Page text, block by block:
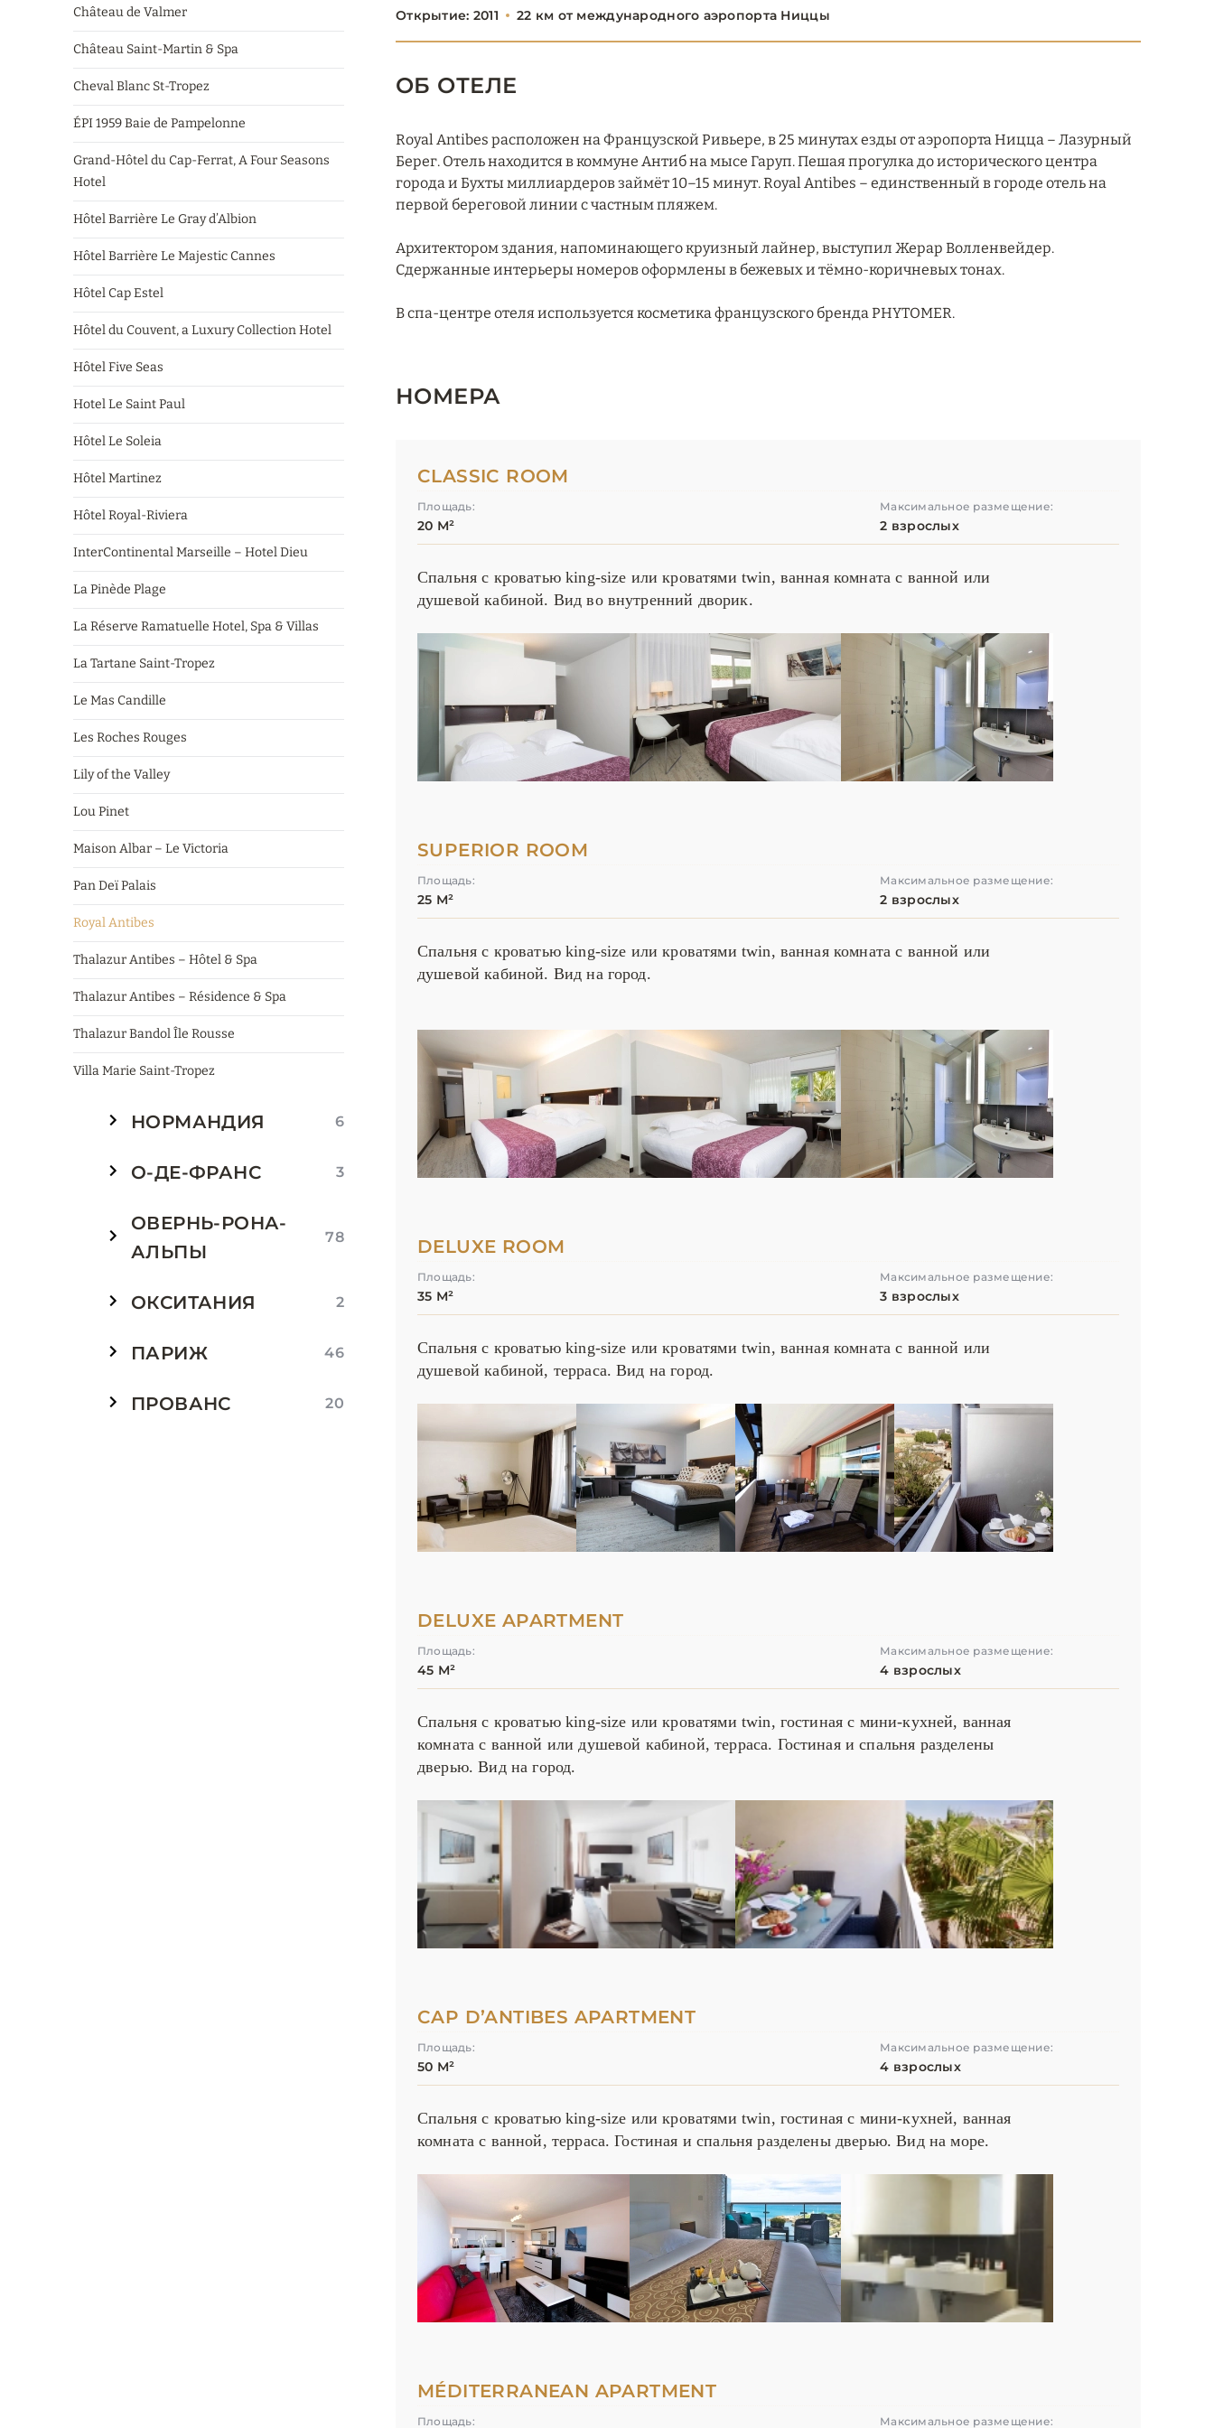
Château de Valmer
Château Saint-Martin & Spa
Cheval Blanc St-Tropez
ÉPI 1959 Baie de Pampelonne
Grand-Hôtel du Cap-Ferrat, A Four Seasons
Hotel
Hôtel Barrière Le Gray d’Albion
Hôtel Barrière Le Majestic Cannes
Hôtel Cap Estel
Hôtel du Couvent, a Luxury Collection Hotel
Hôtel Five Seas
Hotel Le Saint Paul
Hôtel Le Soleia
Hôtel Martinez
Hôtel Royal-Riviera
InterContinental Marseille – Hotel Dieu
La Pinède Plage
La Réserve Ramatuelle Hotel, Spa & Villas
La Tartane Saint-Tropez
Le Mas Candille
Les Roches Rouges
Lily of the Valley
Lou Pinet
Maison Albar – Le Victoria
Pan Deï Palais
Royal Antibes
Thalazur Antibes – Hôtel & Spa
Thalazur Antibes – Résidence & Spa
Thalazur Bandol Île Rousse
Villa Marie Saint-Tropez
НОРМАНДИЯ 6
О-ДЕ-ФРАНС 3
ОВЕРНЬ-РОНА-
АЛЬПЫ
78
ОКСИТАНИЯ 2
ПАРИЖ 46
ПРОВАНС 20
Открытие: 2011 22 км от международного аэропорта Ниццы
ОБ ОТЕЛЕ
Royal Antibes расположен на Французской Ривьере, в 25 минутах езды от аэропорта Ницца – Лазурный
Берег. Отель находится в коммуне Антиб на мысе Гаруп. Пешая прогулка до исторического центра
города и Бухты миллиардеров займёт 10–15 минут. Royal Antibes – единственный в городе отель на
первой береговой линии с частным пляжем.
Архитектором здания, напоминающего круизный лайнер, выступил Жерар Волленвейдер.
Сдержанные интерьеры номеров оформлены в бежевых и тёмно-коричневых тонах.
В спа-центре отеля используется косметика французского бренда PHYTOMER.
НОМЕРА
CLASSIC ROOM
Площадь:
20 М²
Максимальное размещение:
2 взрослых
Спальня с кроватью king-size или кроватями twin, ванная комната с ванной или
душевой кабиной. Вид во внутренний дворик.
SUPERIOR ROOM
Площадь:
25 М²
Максимальное размещение:
2 взрослых
Спальня с кроватью king-size или кроватями twin, ванная комната с ванной или
душевой кабиной. Вид на город.
DELUXE ROOM
Площадь:
35 М²
Максимальное размещение:
3 взрослых
Спальня с кроватью king-size или кроватями twin, ванная комната с ванной или
душевой кабиной, терраса. Вид на город.
DELUXE APARTMENT
Площадь:
45 М²
Максимальное размещение:
4 взрослых
Спальня с кроватью king-size или кроватями twin, гостиная с мини-кухней, ванная
комната с ванной или душевой кабиной, терраса. Гостиная и спальня разделены
дверью. Вид на город.
CAP D’ANTIBES APARTMENT
Площадь:
50 М²
Максимальное размещение:
4 взрослых
Спальня с кроватью king-size или кроватями twin, гостиная с мини-кухней, ванная
комната с ванной, терраса. Гостиная и спальня разделены дверью. Вид на море.
MÉDITERRANEAN APARTMENT
Площадь: Максимальное размещение: